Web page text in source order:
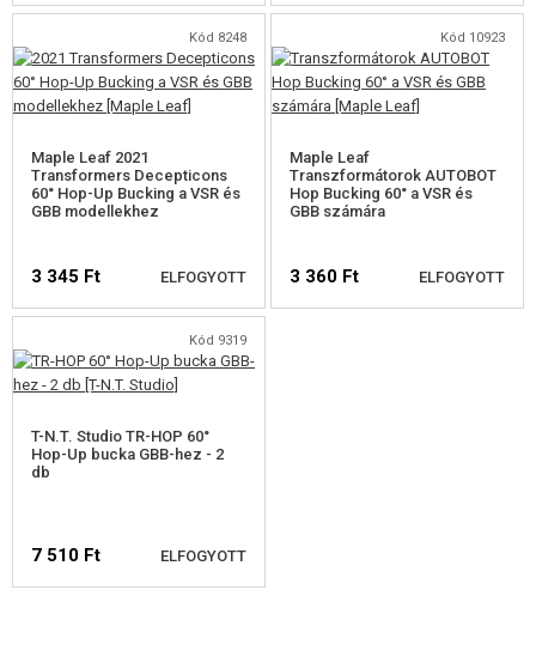
EGYÉB ALKATRÉSZEK GBB-HEZ
HPA
FEGYVER JAVÍTÁS ÉS KARBANTARTÁS
CÉLOK, LŐLAP
OUTDOOR, BUSHCRAFT
ÉLELMISZER
ÉPÍTŐKÉSZLETEK, MODELLEK
SÉRÜLT, HASZNÁLT ÁRUK
ELÉRHETŐSÉGI
FIGYELMEZTETÉS
ELÉRHETŐSÉGI
FIGYELMEZTETÉS
Kód 8248
Maple Leaf 2021
Transformers Decepticons
60° Hop-Up Bucking a VSR és
GBB modellekhez
3 345 Ft ELFOGYOTT
ELÉRHETŐSÉGI
Kód 10923
Maple Leaf
Transzformátorok AUTOBOT
Hop Bucking 60° a VSR és
GBB számára
3 360 Ft ELFOGYOTT
Kód 9319
T-N.T. Studio TR-HOP 60°
Hop-Up bucka GBB-hez - 2
db
7 510 Ft ELFOGYOTT